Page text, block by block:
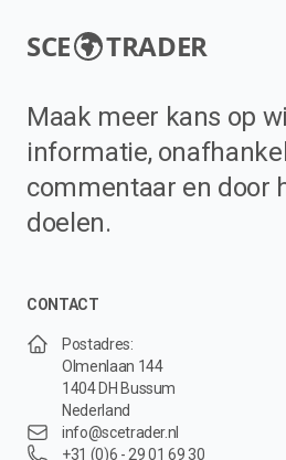
SCE TRADER
Maak meer kans op
informatie,
commentaar en door
doelen.
CONTACT
Postadres:
Olmenlaan 144
1404 DH Bussum
Nederland
info@scetrader.nl
+31 (0)6 - 29 01 69 30